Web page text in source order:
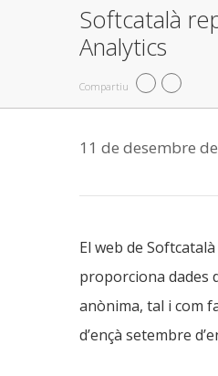
Softcatalà
Analytics
Compartiu
11 de desembre
El web de
proporciona dades
anònima, tal i com
d’ençà setembre